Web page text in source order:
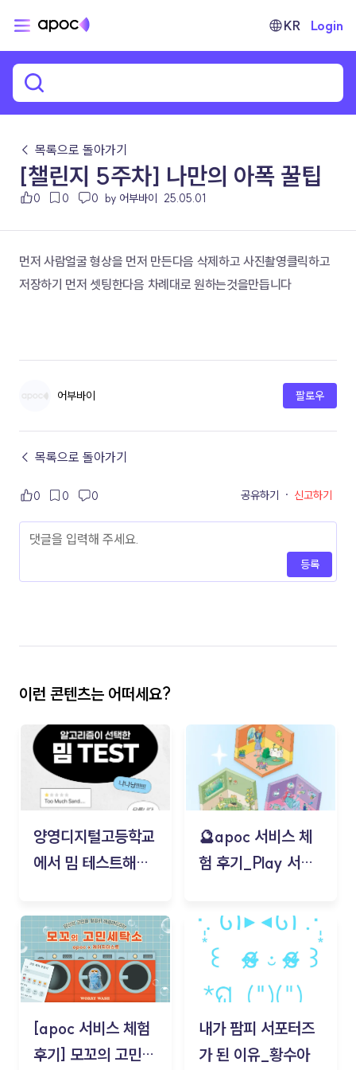
KR Login
← 목록으로 돌아가기
[챌린지 5주차] 나만의 아폭 꿀팁
0 0 0 by 어부바이 25.05.01
먼저 사람얼굴 형상을 먼저 만든다음 삭제하고 사진촬영클릭하고
저장하기 먼저 셋팅한다음 차례대로 원하는것을만듭니다
어부바이 팔로우
← 목록으로 돌아가기
0 0 0 공유하기 · 신고하기
등록
이런 콘텐츠는 어떠세요?
양영디지털고등학교
에서 밈 테스트해보
🔮apoc 서비스 체
험 후기_Play 서비
김태현
[apoc 서비스 체험
후기] 모꼬의 고민세
내가 팜피 서포터즈
가 된 이유_황수아